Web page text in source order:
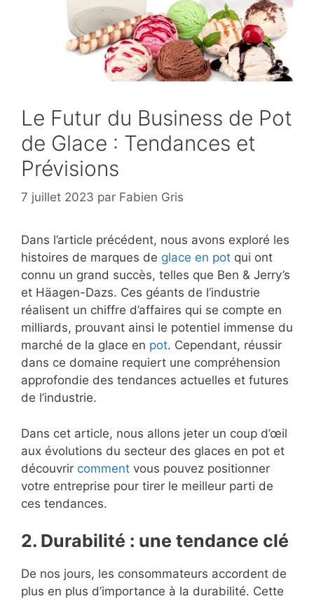
Le Futur du Business de Pot
de Glace : Tendances et
Prévisions
7 juillet 2023 par Fabien Gris
Dans l’article précédent, nous avons exploré les
histoires de marques de glace en pot qui ont
connu un grand succès, telles que Ben & Jerry’s
et Häagen-Dazs. Ces géants de l’industrie
réalisent un chiffre d’affaires qui se compte en
milliards, prouvant ainsi le potentiel immense du
marché de la glace en pot. Cependant, réussir
dans ce domaine requiert une compréhension
approfondie des tendances actuelles et futures
de l’industrie.
Dans cet article, nous allons jeter un coup d’œil
aux évolutions du secteur des glaces en pot et
découvrir comment vous pouvez positionner
votre entreprise pour tirer le meilleur parti de
ces tendances.
2. Durabilité : une tendance clé
De nos jours, les consommateurs accordent de
plus en plus d’importance à la durabilité. Cette